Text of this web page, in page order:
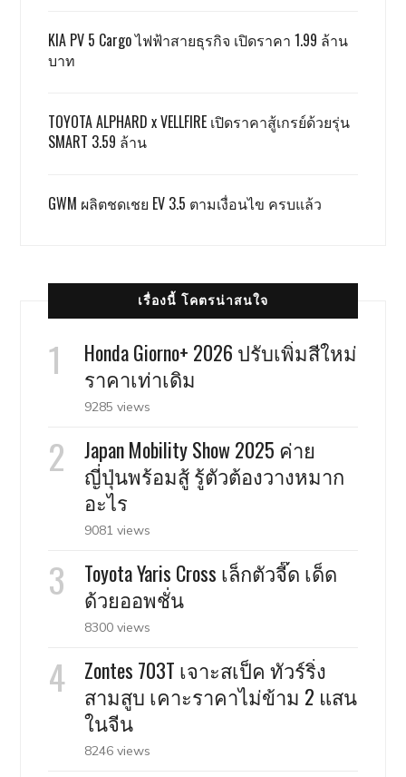
KIA PV 5 Cargo ไฟฟ้าสายธุรกิจ เปิดราคา 1.99 ล้าน
บาท
TOYOTA ALPHARD x VELLFIRE เปิดราคาสู้เกรย์ด้วยรุ่น
SMART 3.59 ล้าน
GWM ผลิตชดเชย EV 3.5 ตามเงื่อนไข ครบแล้ว
เรื่องนี้ โคตรน่าสนใจ
Honda Giorno+ 2026 ปรับเพิ่มสีใหม่
ราคาเท่าเดิม
9285 views
Japan Mobility Show 2025 ค่าย
ญี่ปุ่นพร้อมสู้ รู้ตัวต้องวางหมาก
อะไร
9081 views
Toyota Yaris Cross เล็กตัวจี๊ด เด็ด
ด้วยออพชั่น
8300 views
Zontes 703T เจาะสเป็ค ทัวร์ริ่ง
สามสูบ เคาะราคาไม่ข้าม 2 แสน
ในจีน
8246 views